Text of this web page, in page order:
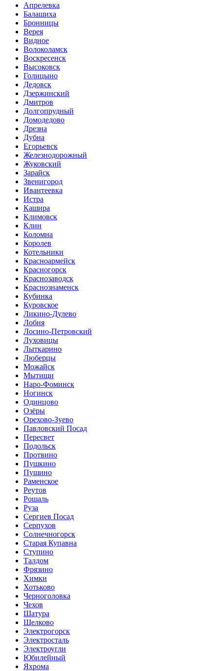
Апрелевка
Балашиха
Бронницы
Верея
Видное
Волоколамск
Воскресенск
Высоковск
Голицыно
Дедовск
Дзержинский
Дмитров
Долгопрудный
Домодедово
Дрезна
Дубна
Егорьевск
Железнодорожный
Жуковский
Зарайск
Звенигород
Ивантеевка
Истра
Кашира
Климовск
Клин
Коломна
Королев
Котельники
Красноармейск
Красногорск
Краснозаводск
Краснознаменск
Кубинка
Куровское
Ликино-Дулево
Лобня
Лосино-Петровский
Луховицы
Лыткарино
Люберцы
Можайск
Мытищи
Наро-Фоминск
Ногинск
Одинцово
Озёры
Орехово-Зуево
Павловский Посад
Пересвет
Подольск
Протвино
Пушкино
Пущино
Раменское
Реутов
Рошаль
Руза
Сергиев Посад
Серпухов
Солнечногорск
Старая Купавна
Ступино
Талдом
Фрязино
Химки
Хотьково
Черноголовка
Чехов
Шатура
Щелково
Электрогорск
Электросталь
Электроугли
Юбилейный
Яхрома